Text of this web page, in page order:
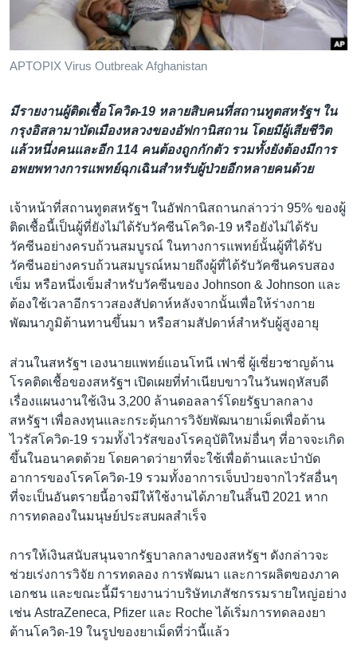
ติดตามเรา
เลือกภาษา
APTOPIX Virus Outbreak Afghanistan
มีรายงานผู้ติดเชื้อโควิด-19 หลายสิบคนที่สถานทูตสหรัฐฯ ใน
กรุงอิสลามาบัดเมืองหลวงของอัฟกานิสถาน โดยมีผู้เสียชีวิต
แล้วหนึ่งคนและอีก 114 คนต้องถูกกักตัว รวมทั้งยังต้องมีการ
อพยพทางการแพทย์ฉุกเฉินสำหรับผู้ป่วยอีกหลายคนด้วย
เจ้าหน้าที่สถานทูตสหรัฐฯ ในอัฟกานิสถานกล่าวว่า 95% ของผู้
ติดเชื้อนี้เป็นผู้ที่ยังไม่ได้รับวัคซีนโควิด-19 หรือยังไม่ได้รับ
วัคซีนอย่างครบถ้วนสมบูรณ์ ในทางการแพทย์นั้นผู้ที่ได้รับ
วัคซีนอย่างครบถ้วนสมบูรณ์หมายถึงผู้ที่ได้รับวัคซีนครบสอง
เข็ม หรือหนึ่งเข็มสำหรับวัคซีนของ Johnson & Johnson และ
ต้องใช้เวลาอีกราวสองสัปดาห์หลังจากนั้นเพื่อให้ร่างกาย
พัฒนาภูมิต้านทานขึ้นมา หรือสามสัปดาห์สำหรับผู้สูงอายุ
ส่วนในสหรัฐฯ เองนายแพทย์แอนโทนี เฟาชี่ ผู้เชี่ยวชาญด้าน
โรคติดเชื้อของสหรัฐฯ เปิดเผยที่ทำเนียบขาวในวันพฤหัสบดี
เรื่องแผนงานใช้เงิน 3,200 ล้านดอลลาร์โดยรัฐบาลกลาง
สหรัฐฯ เพื่อลงทุนและกระตุ้นการวิจัยพัฒนายาเม็ดเพื่อต้าน
ไวรัสโควิด-19 รวมทั้งไวรัสของโรคอุบัติใหม่อื่นๆ ที่อาจจะเกิด
ขึ้นในอนาคตด้วย โดยคาดว่ายาที่จะใช้เพื่อต้านและบำบัด
อาการของโรคโควิด-19 รวมทั้งอาการเจ็บป่วยจากไวรัสอื่นๆ
ที่จะเป็นอันตรายนี้อาจมีให้ใช้งานได้ภายในสิ้นปี 2021 หาก
การทดลองในมนุษย์ประสบผลสำเร็จ
การให้เงินสนับสนุนจากรัฐบาลกลางของสหรัฐฯ ดังกล่าวจะ
ช่วยเร่งการวิจัย การทดลอง การพัฒนา และการผลิตของภาค
เอกชน และขณะนี้มีรายงานว่าบริษัทเภสัชกรรมรายใหญ่อย่าง
เช่น AstraZeneca, Pfizer และ Roche ได้เริ่มการทดลองยา
ต้านโควิด-19 ในรูปของยาเม็ดที่ว่านี้แล้ว